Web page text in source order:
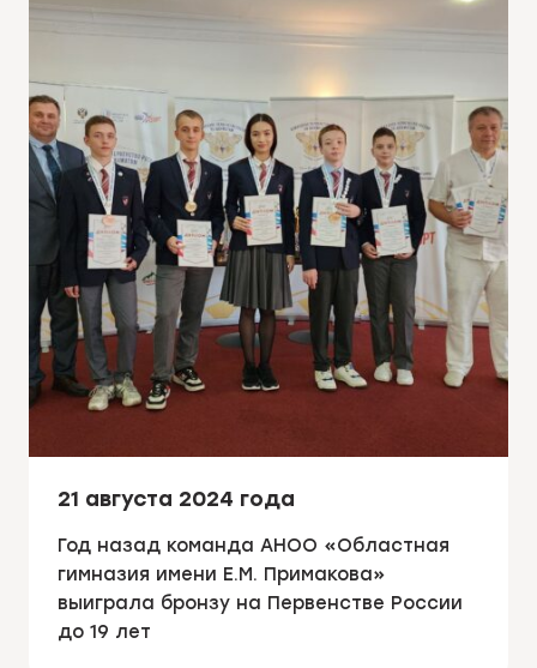
21 августа 2024 года
Год назад команда АНОО «Областная
гимназия имени Е.М. Примакова»
выиграла бронзу на Первенстве России
до 19 лет